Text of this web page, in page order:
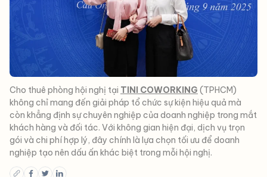
Cho thuê phòng hội nghị tại TINI COWORKING (TPHCM)
không chỉ mang đến giải pháp tổ chức sự kiện hiệu quả mà
còn khẳng định sự chuyên nghiệp của doanh nghiệp trong mắt
khách hàng và đối tác. Với không gian hiện đại, dịch vụ trọn
gói và chi phí hợp lý, đây chính là lựa chọn tối ưu để doanh
nghiệp tạo nên dấu ấn khác biệt trong mỗi hội nghị.